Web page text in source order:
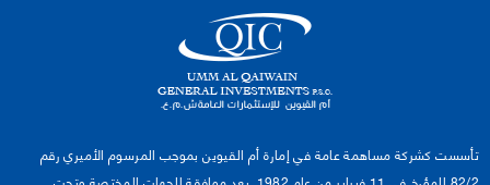
تأسست كشركة مساهمة عامة في إمارة أم القيوين بموجب المرسوم الأميري رقم